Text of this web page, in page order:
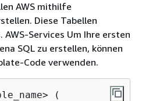
AWS mithilfe
Diese Tabellen
Services Um Ihre ersten
SQL zu erstellen, können
Code verwenden.
> (